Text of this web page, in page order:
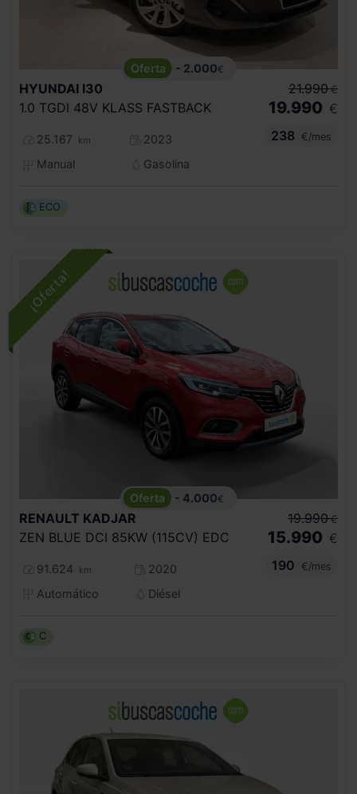
- 2.000€
HYUNDAI I30
1.0 TGDI 48V KLASS FASTBACK
25.167 km
2023
Manual
Gasolina
21.990 €
19.990 €
238
€/mes
ECO
- 4.000€
RENAULT KADJAR
ZEN BLUE DCI 85KW (115CV) EDC
91.624 km
2020
Automático
Diésel
19.990 €
15.990 €
190
€/mes
C